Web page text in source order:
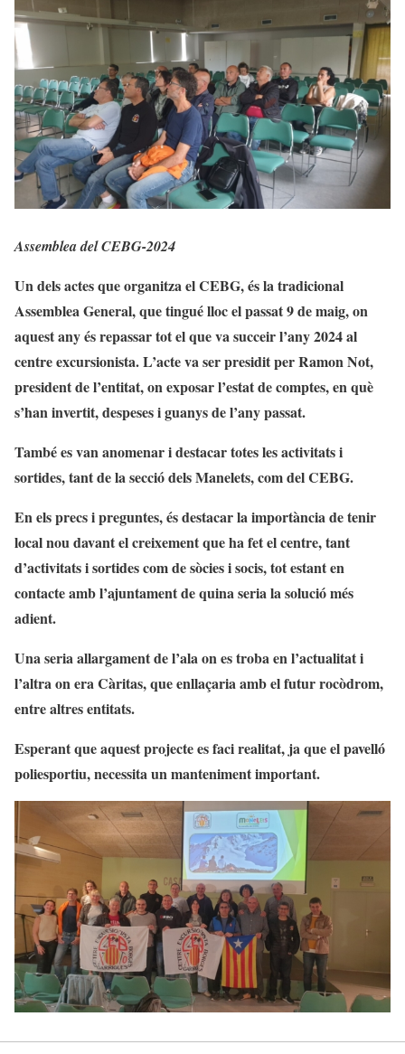
Assemblea del CEBG-2024
Un dels actes que organitza el CEBG, és la tradicional
Assemblea General, que tingué lloc el passat 9 de maig, on
aquest any és repassar tot el que va succeir l’any 2024 al
centre excursionista. L’acte va ser presidit per Ramon Not,
president de l’entitat, on exposar l’estat de comptes, en què
s’han invertit, despeses i guanys de l’any passat.
També es van anomenar i destacar totes les activitats i
sortides, tant de la secció dels Manelets, com del CEBG.
En els precs i preguntes, és destacar la importància de tenir
local nou davant el creixement que ha fet el centre, tant
d’activitats i sortides com de sòcies i socis, tot estant en
contacte amb l’ajuntament de quina seria la solució més
adient.
Una seria allargament de l’ala on es troba en l’actualitat i
l’altra on era Càritas, que enllaçaria amb el futur rocòdrom,
entre altres entitats.
Esperant que aquest projecte es faci realitat, ja que el pavelló
poliesportiu, necessita un manteniment important.